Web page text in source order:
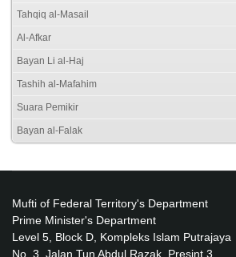
Tahqiq al-Masail
Al-Afkar
Bayan Li al-Haj
Tashih al-Mafahim
Suara Pemikir
Bayan al-Falak
Mufti of Federal Territory's Department
Prime Minister's Department
Level 5, Block D, Kompleks Islam Putrajaya
No. 3, Jalan Tun Abdul Razak, Presint 3